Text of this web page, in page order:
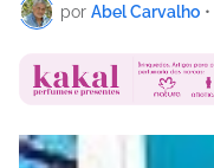
por Abel Carvalho •